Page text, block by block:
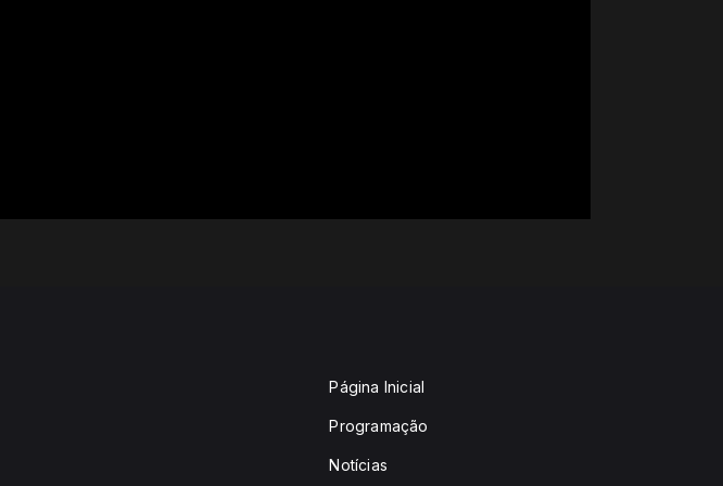
Página Inicial
Programação
Notícias